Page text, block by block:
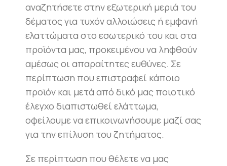
αναζητήσετε στην εξωτερική μεριά του
δέματος για τυχόν αλλοιώσεις ή εμφανή
ελαττώματα στο εσωτερικό του και στα
προϊόντα μας, προκειμένου να ληφθούν
αμέσως οι απαραίτητες ευθύνες. Σε
περίπτωση που επιστραφεί κάποιο
προϊόν και μετά από δικό μας ποιοτικό
έλεγχο διαπιστωθεί ελάττωμα,
οφείλουμε να επικοινωνήσουμε μαζί σας
για την επίλυση του ζητήματος.
Σε περίπτωση που θέλετε να μας